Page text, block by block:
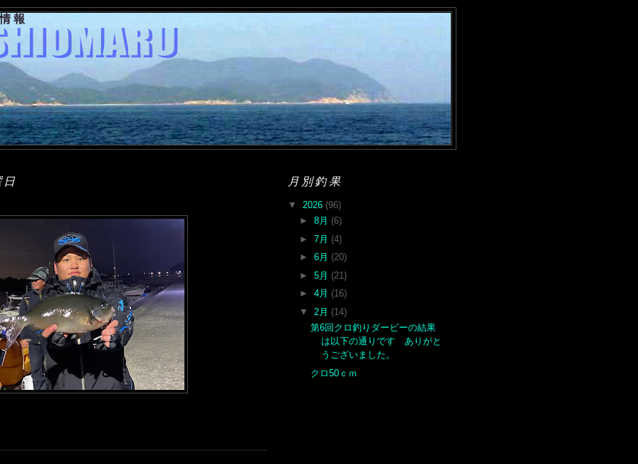
報
月別釣果
▼ 2026 (96)
► 8月 (6)
► 7月 (4)
► 6月 (20)
► 5月 (21)
► 4月 (16)
▼ 2月 (14)
第6回クロ釣りダービーの結果
は以下の通りです ありがと
うございました。
クロ50ｃｍ